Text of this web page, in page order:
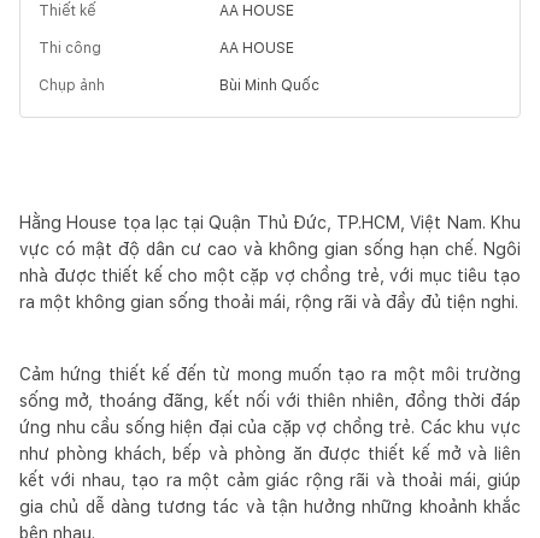
Thiết kế AA HOUSE
Thi công AA HOUSE
Chụp ảnh Bùi Minh Quốc
Hằng House tọa lạc tại Quận Thủ Đức, TP.HCM, Việt Nam. Khu
vực có mật độ dân cư cao và không gian sống hạn chế. Ngôi
nhà được thiết kế cho một cặp vợ chồng trẻ, với mục tiêu tạo
ra một không gian sống thoải mái, rộng rãi và đầy đủ tiện nghi.
Cảm hứng thiết kế đến từ mong muốn tạo ra một môi trường
sống mở, thoáng đãng, kết nối với thiên nhiên, đồng thời đáp
ứng nhu cầu sống hiện đại của cặp vợ chồng trẻ. Các khu vực
như phòng khách, bếp và phòng ăn được thiết kế mở và liên
kết với nhau, tạo ra một cảm giác rộng rãi và thoải mái, giúp
gia chủ dễ dàng tương tác và tận hưởng những khoảnh khắc
bên nhau.